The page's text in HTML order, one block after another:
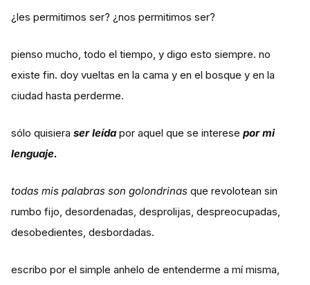
¿les permitimos ser? ¿nos permitimos ser?
pienso mucho, todo el tiempo, y digo esto siempre. no
existe fin. doy vueltas en la cama y en el bosque y en la
ciudad hasta perderme.
sólo quisiera ser leída por aquel que se interese por mi
lenguaje.
todas mis palabras son golondrinas que revolotean sin
rumbo fijo, desordenadas, desprolijas, despreocupadas,
desobedientes, desbordadas.
escribo por el simple anhelo de entenderme a mí misma,